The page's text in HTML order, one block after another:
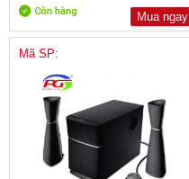
Mua ngay
Mã SP: